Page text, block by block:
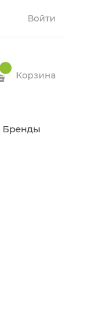
Войти
Корзина
Бренды